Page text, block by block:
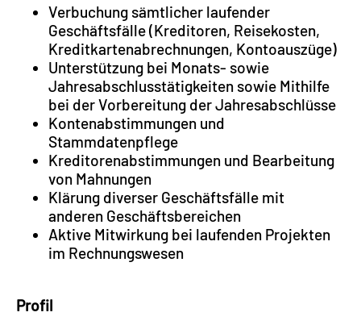
Verbuchung sämtlicher laufender
Geschäftsfälle (Kreditoren, Reisekosten,
Kreditkartenabrechnungen, Kontoauszüge)
Unterstützung bei Monats- sowie
Jahresabschlusstätigkeiten sowie Mithilfe
bei der Vorbereitung der Jahresabschlüsse
Kontenabstimmungen und
Stammdatenpflege
Kreditorenabstimmungen und Bearbeitung
von Mahnungen
Klärung diverser Geschäftsfälle mit
anderen Geschäftsbereichen
Aktive Mitwirkung bei laufenden Projekten
im Rechnungswesen
Profil